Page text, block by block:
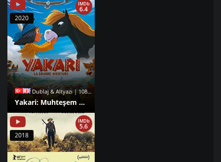
Dublaj & Altyazı | 1080p |
Yakari: Muhteşem Bir Macera izle
IMDb
6.4
2020
IMDb
5.6
2018